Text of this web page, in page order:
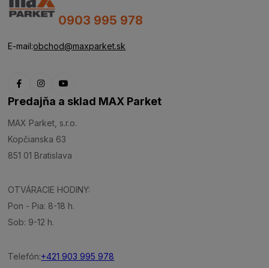
0903 995 978
E-mail:obchod@maxparket.sk
Predajňa a sklad MAX Parket
MAX Parket, s.r.o.
Kopčianska 63
851 01 Bratislava
OTVÁRACIE HODINY:
Pon - Pia: 8-18 h.
Sob: 9-12 h.
Telefón:+421 903 995 978